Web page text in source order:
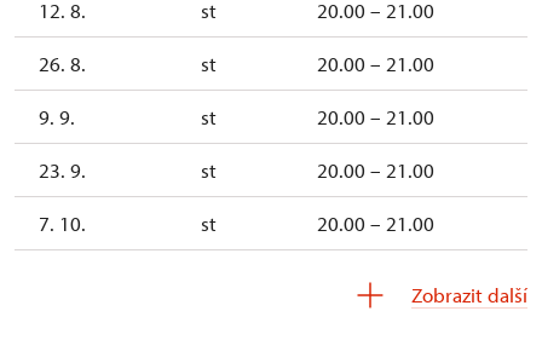
12. 8. st 20.00 – 21.00
26. 8. st 20.00 – 21.00
9. 9. st 20.00 – 21.00
23. 9. st 20.00 – 21.00
7. 10. st 20.00 – 21.00
20.00 – 21.00
Zobrazit další